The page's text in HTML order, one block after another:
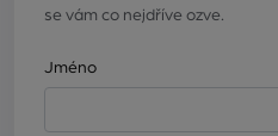
se vám co nejdříve ozve.
Jméno